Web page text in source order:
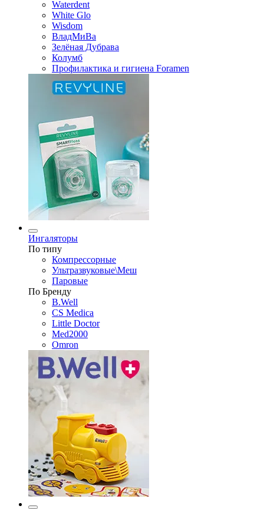
Waterdent
White Glo
Wisdom
ВладМиВа
Зелёная Дубрава
Колумб
Профилактика и гигиена Foramen
Ингаляторы
По типу
Компрессорные
Ультразвуковые\Меш
Паровые
По Бренду
B.Well
CS Medica
Little Doctor
Med2000
Omron